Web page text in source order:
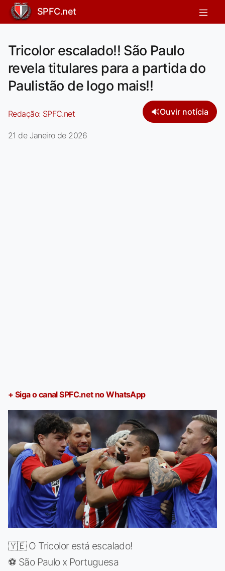
SPFC.net
Tricolor escalado!! São Paulo
revela titulares para a partida do
Paulistão de logo mais!!
Redação: SPFC.net 🔊Ouvir notícia
21 de Janeiro de 2026
+ Siga o canal SPFC.net no WhatsApp
🇾🇪 O Tricolor está escalado!
⚽️ São Paulo x Portuguesa